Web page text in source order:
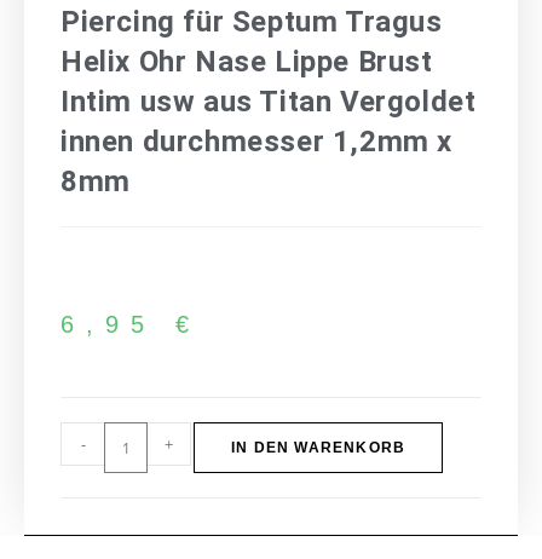
Piercing für Septum Tragus
Helix Ohr Nase Lippe Brust
Intim usw aus Titan Vergoldet
innen durchmesser 1,2mm x
8mm
6,95 €
- + IN DEN WARENKORB